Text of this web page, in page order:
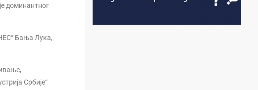
доминантног
Бања Лука,
Србије“